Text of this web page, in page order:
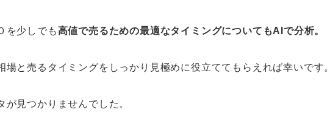
を少しでも高値で売るための最適なタイミングについてもAIで分析。
場と売るタイミングをしっかり見極めに役立ててもらえれば幸いです。
が見つかりませんでした。